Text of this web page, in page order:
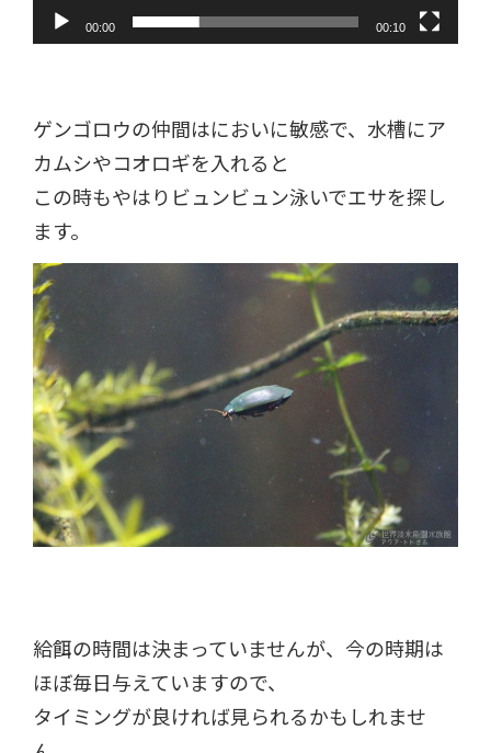
00:00 00:10
ゲンゴロウの仲間はにおいに敏感で、水槽にア
カムシやコオロギを入れると
この時もやはりビュンビュン泳いでエサを探し
ます。
給餌の時間は決まっていませんが、今の時期は
ほぼ毎日与えていますので、
タイミングが良ければ見られるかもしれませ